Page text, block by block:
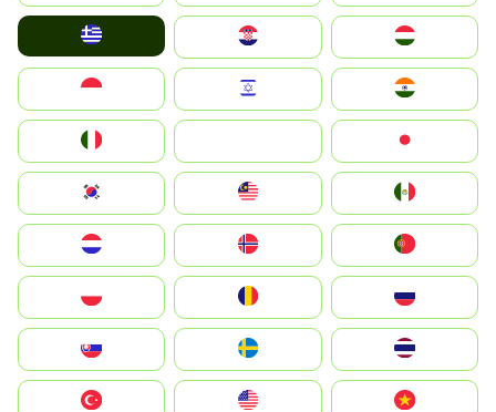
Magyarország
South Korea
United States